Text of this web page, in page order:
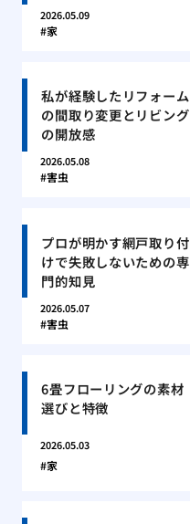
2026.05.09
家
私が経験したリフォーム
の間取り変更とリビング
の開放感
2026.05.08
害虫
プロが明かす網戸取り付
けで失敗しないための専
門的知見
2026.05.07
害虫
6畳フローリングの素材
選びと特徴
2026.05.03
家